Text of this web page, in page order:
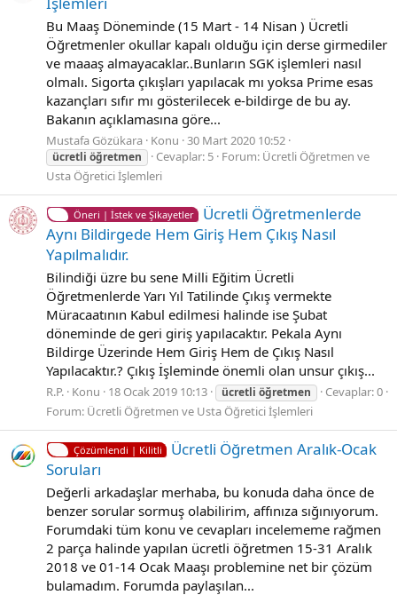
Bu Maaş Döneminde (15 Mart - 14 Nisan ) Ücretli
Öğretmenler okullar kapalı olduğu için derse girmediler
ve maaaş almayacaklar..Bunların SGK işlemleri nasıl
olmalı. Sigorta çıkışları yapılacak mı yoksa Prime esas
kazançları sıfır mı gösterilecek e-bildirge de bu ay.
Bakanın açıklamasına göre...
Mustafa Gözükara Konu 30 Mart 2020 10:52
ücretli öğretmen Cevaplar: 5 Forum: Ücretli Öğretmen ve
Usta Öğretici İşlemleri
Öneri | İstek ve Şikayetler
Ücretli Öğretmenlerde
Aynı Bildirgede Hem Giriş Hem Çıkış Nasıl
Yapılmalıdır.
Bilindiği üzre bu sene Milli Eğitim Ücretli
Öğretmenlerde Yarı Yıl Tatilinde Çıkış vermekte
Müracaatının Kabul edilmesi halinde ise Şubat
döneminde de geri giriş yapılacaktır. Pekala Aynı
Bildirge Üzerinde Hem Giriş Hem de Çıkış Nasıl
Yapılacaktır.? Çıkış İşleminde önemli olan unsur çıkış...
R.P. Konu 18 Ocak 2019 10:13 ücretli öğretmen
Cevaplar: 0
Forum: Ücretli Öğretmen ve Usta Öğretici İşlemleri
Çözümlendi | Kilitli
Ücretli Öğretmen Aralık-Ocak
Soruları
Değerli arkadaşlar merhaba, bu konuda daha önce de
benzer sorular sormuş olabilirim, affınıza sığınıyorum.
Forumdaki tüm konu ve cevapları incelememe rağmen
2 parça halinde yapılan ücretli öğretmen 15-31 Aralık
2018 ve 01-14 Ocak Maaşı problemine net bir çözüm
bulamadım. Forumda paylaşılan...